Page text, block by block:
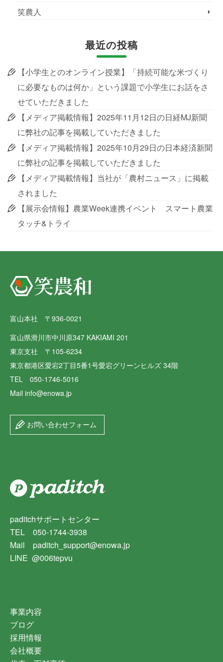
笑農人
最近の投稿
【小学生とのオンライン授業】「持続可能な米づくり
に必要なものは何か」という課題で小学生にお話をさ
せていただきました
【メディア掲載情報】2025年11月12日の日経MJ新聞
に弊社の記事を掲載していただきました
【メディア掲載情報】2025年10月29日の日本経済新聞
に弊社の記事を掲載していただきました
【メディア掲載情報】当社が「農村ニュース」に掲載
されました
【展示会情報】農業Week連携イベント スマート農業
タッチ&トライ
富山本社 〒936-0021
富山県滑川市中川原347 KAKIAMI 201
東京支社 〒105-6234
東京都港区愛宕2丁目5番1号愛宕グリーンヒルズ 34階
TEL 050-1746-5016
Mail info@enowa.jp
お問い合わせフォーム
paditchサポートセンター
TEL 050-1744-3938
Mail paditch_support@enowa.jp
LINE @006tepvu
事業内容
ブログ
採用情報
会社概要